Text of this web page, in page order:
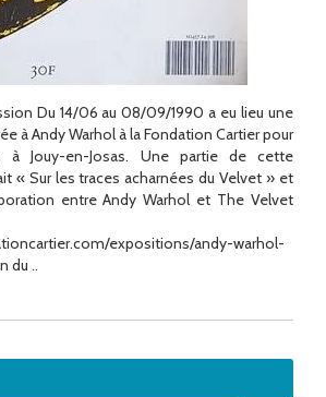
Du 14/06 au 08/09/1990 a eu lieu une
à Andy Warhol à la Fondation Cartier pour
à Jouy-en-Josas. Une partie de cette
« Sur les traces acharnées du Velvet » et
entre Andy Warhol et The Velvet
expositions/andy-warhol-
du ..